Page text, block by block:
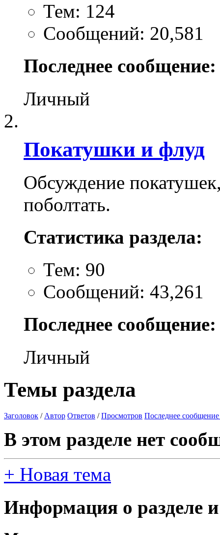
Тем: 124
Сообщений: 20,581
Последнее сообщение:
Личный
Покатушки и флуд
Обсуждение
поболтать.
Статистика раздела:
Тем: 90
Сообщений: 43,261
Последнее сообщение:
Личный
Темы раздела
Заголовок / Автор Ответов /Просмотров Последнее сообщение
В этом разделе нет
+ Новая тема
Информация о разделе